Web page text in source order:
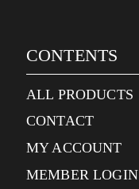
CONTENTS
ALL PRODUCTS
CONTACT
MY ACCOUNT
MEMBER LOGIN